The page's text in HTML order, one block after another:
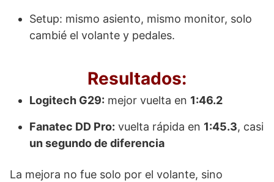
Setup: mismo asiento, mismo monitor, solo
cambié el volante y pedales.
Resultados:
Logitech G29: mejor vuelta en 1:46.2
Fanatec DD Pro: vuelta rápida en 1:45.3, casi
un segundo de diferencia
La mejora no fue solo por el volante, sino